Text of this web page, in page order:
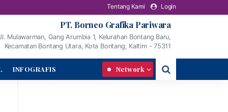
Tentang Kami Login
PT. Borneo Grafika Pariwara
Mulawarman, Gang Arumbia 1, Kelurahan Bontang Baru,
Kecamatan Bontang Utara, Kota Bontang, Kaltim - 75311
INFOGRAFIS Network